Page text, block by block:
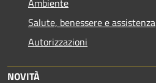
Ambiente
Salute, benessere e assistenza
Autorizzazioni
NOVITÀ